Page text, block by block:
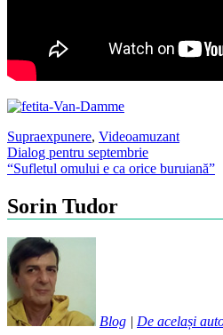
Supraexpunere, Videoamuzant
Post
navigation
Dialog pentru septembrie
“Sufletul omului e ca orice buruiană”
Sorin Tudor
Blog | De același